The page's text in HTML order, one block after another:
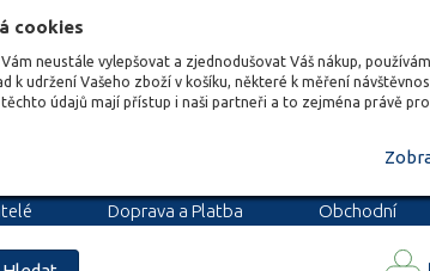
cookies
neustále vylepšovat a zjednodušovat Váš nákup,
k udržení Vašeho zboží v košíku, některé k měření
údajů mají přístup i naši partneři a to zejména právě
Doprava a Platba
Obchodní